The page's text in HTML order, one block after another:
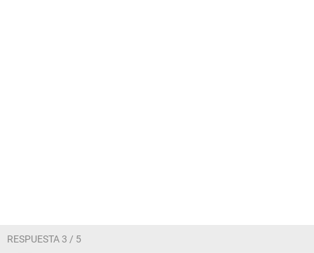
RESPUESTA 3 / 5